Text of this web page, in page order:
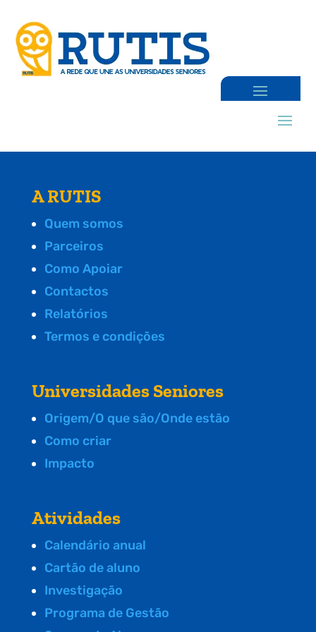
A RUTIS
Quem somos
Parceiros
Como Apoiar
Contactos
Relatórios
Termos e condições
Universidades Seniores
Origem/O que são/Onde estão
Como criar
Impacto
Atividades
Calendário anual
Cartão de aluno
Investigação
Programa de Gestão